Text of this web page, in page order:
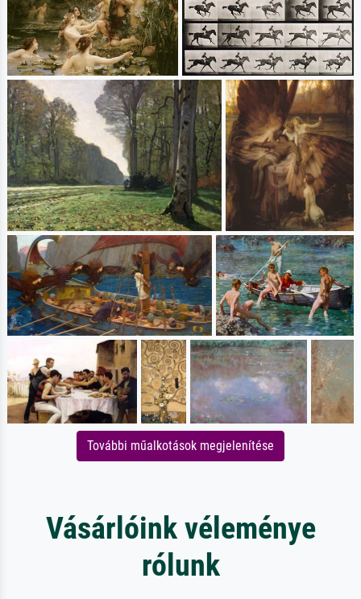
További műalkotások megjelenítése
Vásárlóink véleménye
rólunk